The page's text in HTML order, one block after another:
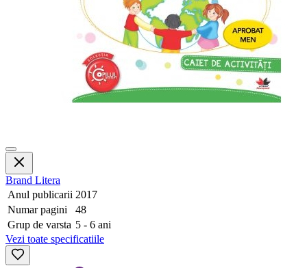
Brand Litera
Anul publicarii 2017
Numar pagini
48
Grup de varsta 5 - 6 ani
Vezi toate specificatiile